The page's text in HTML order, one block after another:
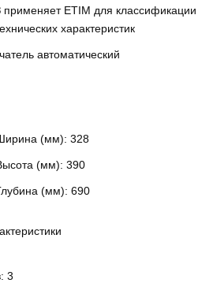
ETIM для классификации
характеристик
автоматический
(мм): 328
(мм): 390
(мм): 690
3